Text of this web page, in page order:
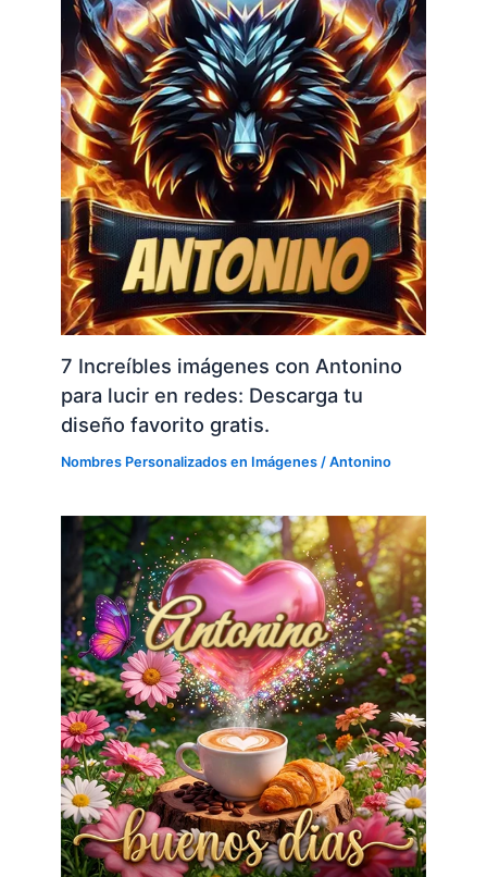
7 Increíbles imágenes con Antonino
para lucir en redes: Descarga tu
diseño favorito gratis.
Nombres Personalizados en Imágenes /Antonino